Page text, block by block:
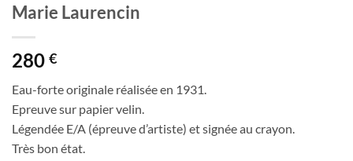
Marie Laurencin
280 €
Eau-forte originale réalisée en 1931.
Epreuve sur papier velin.
Légendée E/A (épreuve d’artiste) et signée au crayon.
Très bon état.